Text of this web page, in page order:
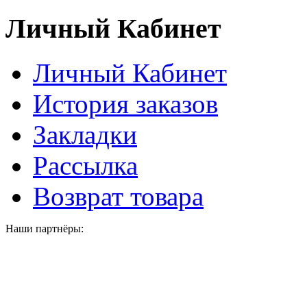
Личный Кабинет
Личный Кабинет
История заказов
Закладки
Рассылка
Возврат товара
Наши партнёры: